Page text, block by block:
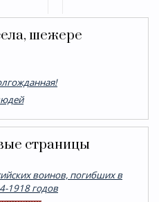
шежере
страницы
воинов, погибших в
1918 годов